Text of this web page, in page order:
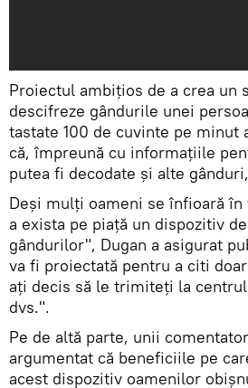
Proiectul ambițios de a crea un
descifreze gândurile unei
tastate 100 de cuvinte pe minut
că, împreună cu informațiile
putea fi decodate şi alte
Deşi mulţi oameni se înfioară
a exista pe piaţă un dispozitiv
gândurilor", Dugan a asigurat
va fi proiectată pentru a citi
aţi decis să le trimiteți la
dvs.".
Pe de altă parte, unii
argumentat că beneficiile pe
acest dispozitiv oamenilor